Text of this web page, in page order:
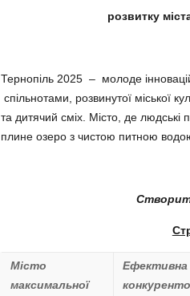
розвитку
Тернопіль 2025 – молоде
спільнотами, розвинутої міської
та дитячий сміх. Місто, де людські
плине озеро з чистою питною
Місто
максимальної
Ефективна